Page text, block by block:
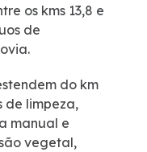
os kms 13,8 e
de
do km
de limpeza,
manual e
vegetal,